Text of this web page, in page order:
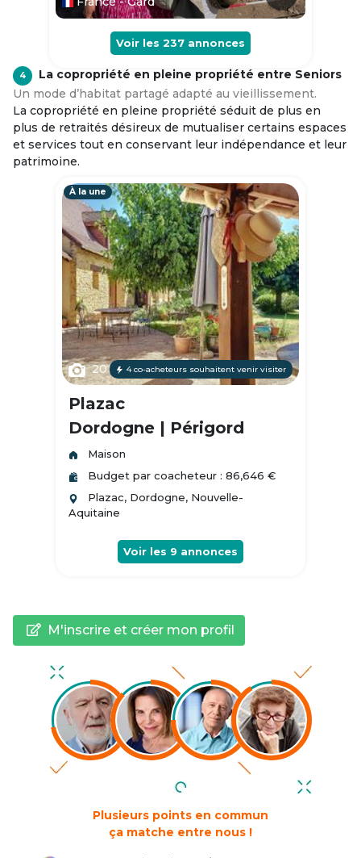
Voir les 237 annonces
4
La copropriété en pleine propriété entre Seniors
Un mode d’habitat partagé adapté au vieillissement.
La copropriété en pleine propriété séduit de plus en
plus de retraités désireux de mutualiser certains espaces
et services tout en conservant leur indépendance et leur
patrimoine.
À la une
20 4 co-acheteurs souhaitent venir visiter
Plazac
Dordogne | Périgord
Maison
Budget par coacheteur : 86,646 €
Plazac, Dordogne, Nouvelle-
Aquitaine
Voir les 9 annonces
M'inscrire et créer mon profil
Plusieurs points en commun
ça matche entre nous !